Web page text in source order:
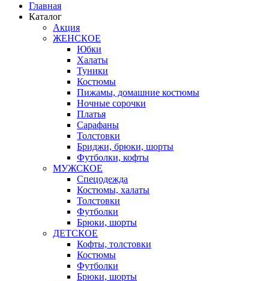
Главная
Каталог
Акция
ЖЕНСКОЕ
Юбки
Халаты
Туники
Костюмы
Пижамы, домашние костюмы
Ночные сорочки
Платья
Сарафаны
Толстовки
Бриджи, брюки, шорты
Футболки, кофты
МУЖСКОЕ
Спецодежда
Костюмы, халаты
Толстовки
Футболки
Брюки, шорты
ДЕТСКОЕ
Кофты, толстовки
Костюмы
Футболки
Брюки, шорты